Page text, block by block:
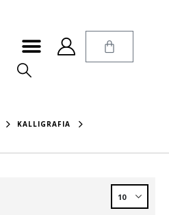
KALLIGRAFIA